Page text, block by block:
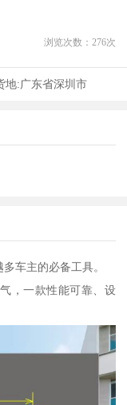
浏览次数： 276次
地:广东省深圳市
车主的必备工具。
，一款性能可靠、设